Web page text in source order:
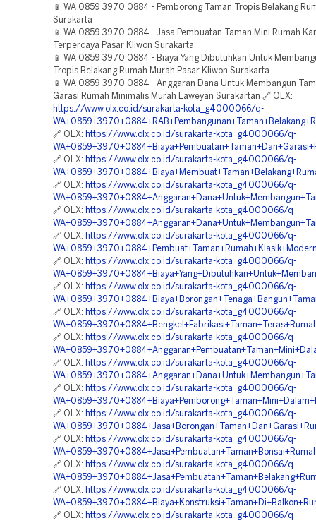
📱 WA 0859 3970 0884 - Pemborong Taman Tropis Belakang
Surakarta
📱 WA 0859 3970 0884 - Jasa Pembuatan Taman Mini Rumah
Terpercaya Pasar Kliwon Surakarta
📱 WA 0859 3970 0884 - Biaya Yang Dibutuhkan Untuk
Tropis Belakang Rumah Murah Pasar Kliwon Surakarta
📱 WA 0859 3970 0884 - Anggaran Dana Untuk Membangun
Garasi Rumah Minimalis Murah Laweyan Surakartan 🔗 OLX:
https://www.olx.co.id/surakarta-kota_g4000066/q-
🔗 OLX: https://www.olx.co.id/surakarta-kota_g4000066/q-
🔗 OLX: https://www.olx.co.id/surakarta-kota_g4000066/q-
🔗 OLX: https://www.olx.co.id/surakarta-kota_g4000066/q-
🔗 OLX: https://www.olx.co.id/surakarta-kota_g4000066/q-
🔗 OLX: https://www.olx.co.id/surakarta-kota_g4000066/q-
🔗 OLX: https://www.olx.co.id/surakarta-kota_g4000066/q-
🔗 OLX: https://www.olx.co.id/surakarta-kota_g4000066/q-
🔗 OLX: https://www.olx.co.id/surakarta-kota_g4000066/q-
🔗 OLX: https://www.olx.co.id/surakarta-kota_g4000066/q-
🔗 OLX: https://www.olx.co.id/surakarta-kota_g4000066/q-
🔗 OLX: https://www.olx.co.id/surakarta-kota_g4000066/q-
🔗 OLX: https://www.olx.co.id/surakarta-kota_g4000066/q-
🔗 OLX: https://www.olx.co.id/surakarta-kota_g4000066/q-
🔗 OLX: https://www.olx.co.id/surakarta-kota_g4000066/q-
🔗 OLX: https://www.olx.co.id/surakarta-kota_g4000066/q-
🔗 OLX: https://www.olx.co.id/surakarta-kota_g4000066/q-